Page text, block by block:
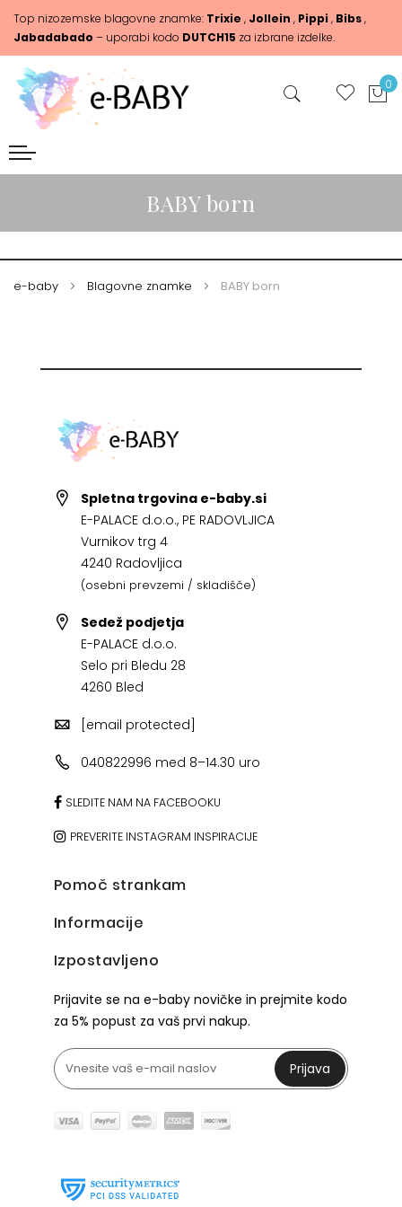
Top nizozemske blagovne znamke: Trixie , Jollein , Pippi, Bibs,
Jabadabado – uporabi kodo DUTCH15 za izbrane izdelke.
0
BABY born
e-baby Blagovne znamke BABY born
Spletna trgovina e-baby.si
E-PALACE d.o.o., PE RADOVLJICA
Vurnikov trg 4
4240 Radovljica
(osebni prevzemi / skladišče)
Sedež podjetja
E-PALACE d.o.o.
Selo pri Bledu 28
4260 Bled
[email protected]
040822996 med 8–14.30 uro
SLEDITE NAM NA FACEBOOKU
PREVERITE INSTAGRAM INSPIRACIJE
Pomoč strankam
Informacije
Izpostavljeno
Prijavite se na e-baby novičke in prejmite kodo
za 5% popust za vaš prvi nakup.
Prijava